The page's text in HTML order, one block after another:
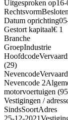
Uitgesproken op
Rechtsvorm
Datum oprichting
Gestort kapitaal€ 1
Branche
GroepIndustrie
Hoofdcode
(29)
Nevencode
Nevencode 2
motorvoertuigen
Vestigingen /
SindsSoortAdres
25-12-2021